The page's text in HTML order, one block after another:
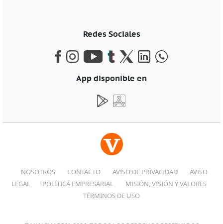
Redes Sociales
App disponible en
NOSOTROS CONTACTO AVISO DE PRIVACIDAD
AVISO
LEGAL
POLÍTICA EMPRESARIAL
MISIÓN, VISIÓN Y VALORES
TÉRMINOS DE USO